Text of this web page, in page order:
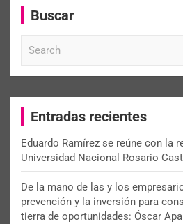
Buscar
c
Entradas recientes
Eduardo Ramírez se reúne con la
Universidad Nacional Rosario
De la mano de las y los
prevención y la inversión para
tierra de oportunidades: Óscar